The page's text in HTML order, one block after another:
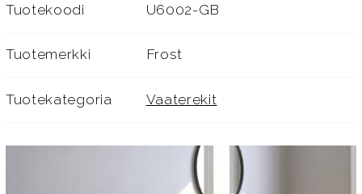
Tuotekoodi U6002-GB
Tuotemerkki Frost
Tuotekategoria Vaaterekit